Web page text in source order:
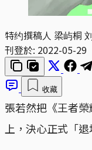
特约撰稿人 梁屿桐
刊登於: 2022-05-29
收藏
張若然把《王者
上，決心正式「退